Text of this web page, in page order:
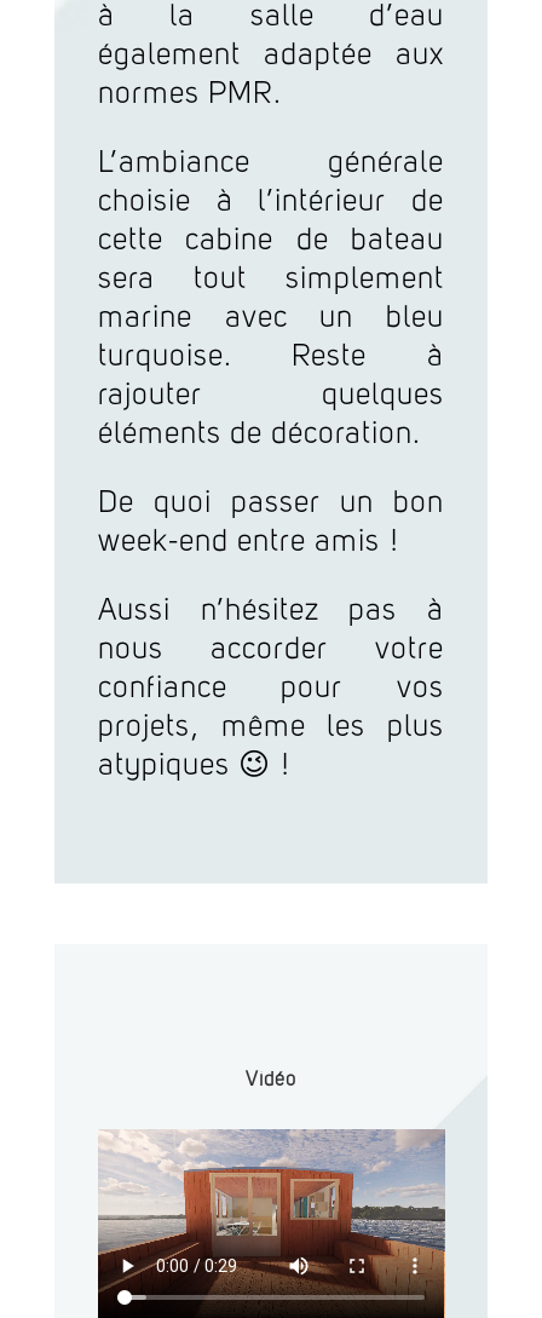
à la salle d’eau
également adaptée aux
normes PMR.
L’ambiance générale
choisie à l’intérieur de
cette cabine de bateau
sera tout simplement
marine avec un bleu
turquoise. Reste à
rajouter quelques
éléments de décoration.
De quoi passer un bon
week-end entre amis !
Aussi n’hésitez pas à
nous accorder votre
confiance pour vos
projets, même les plus
atypiques 😉 !
Vidéo